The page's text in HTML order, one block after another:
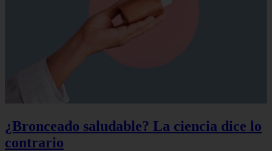
¿Bronceado saludable? La ciencia dice lo
contrario